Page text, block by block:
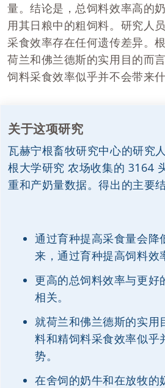
量。结论是，总饲料效率高的
用其日粮中的粗饲料。研究人
采食效率存在任何遗传差异。
荷兰和佛兰德斯的实用目的而
饲料采食效率似乎并不会带来什
关于这项研究
瓦赫宁根畜牧研究中心的研究
根大学研究 农场收集的 3164
重和产奶量数据。得出的主要
通过育种提高采食量会降
来，通过育种提高饲料效
更高的总饲料效率与更好
相关。
就荷兰和佛兰德斯的实用
料和精饲料采食效率似乎
势。
在舍饲的奶牛和在放牧的